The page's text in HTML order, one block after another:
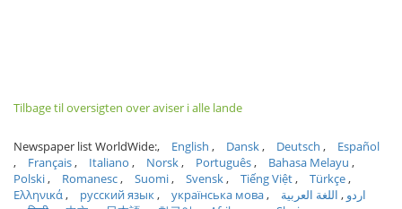
Tilbage til oversigten over aviser i alle lande
Newspaper list WorldWide: English Dansk Deutsch
Español
Français
Italiano Norsk Português
Bahasa Melayu
Polski
Romanesc Suomi Svensk Tiếng Việt
Türkçe
Ελληνικά
русский язык українська мова اردو
اللغة العربية